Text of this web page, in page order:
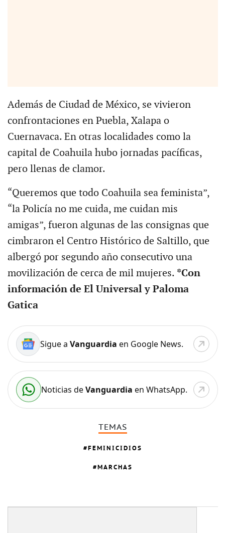
Además de Ciudad de México, se vivieron
confrontaciones en Puebla, Xalapa o
Cuernavaca. En otras localidades como la
capital de Coahuila hubo jornadas pacíficas,
pero llenas de clamor.
“Queremos que todo Coahuila sea feminista”,
“la Policía no me cuida, me cuidan mis
amigas”, fueron algunas de las consignas que
cimbraron el Centro Histórico de Saltillo, que
albergó por segundo año consecutivo una
movilización de cerca de mil mujeres. *Con
información de El Universal y Paloma
Gatica
Sigue a Vanguardia en Google News.
Noticias deVanguardia en WhatsApp.
TEMAS
FEMINICIDIOS
MARCHAS